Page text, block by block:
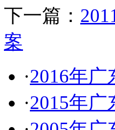
下一篇：
案
·2016年
·2015年